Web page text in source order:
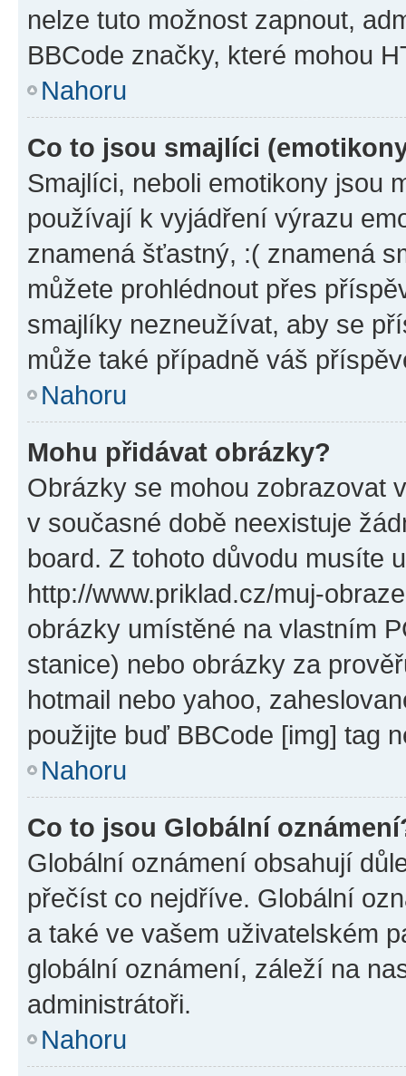
nelze tuto možnost zapnout,
BBCode značky, které mohou
Nahoru
Co to jsou smajlíci
Smajlíci, neboli emotikony jsou
používají k vyjádření výrazu
znamená šťastný, :( znamená
můžete prohlédnout přes
smajlíky nezneužívat, aby se
může také případně váš
Nahoru
Mohu přidávat obrázky?
Obrázky se mohou zobrazovat
v současné době neexistuje
board. Z tohoto důvodu musíte
http://www.priklad.cz/muj-
obrázky umístěné na vlastním
stanice) nebo obrázky za
hotmail nebo yahoo,
použijte buď BBCode [img] tag
Nahoru
Co to jsou Globální
Globální oznámení obsahují
přečíst co nejdříve. Globální
a také ve vašem uživatelském
globální oznámení, záleží na
administrátoři.
Nahoru